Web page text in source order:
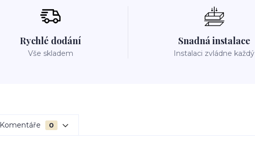
Rychlé dodání
Vše skladem
Snadná instalace
Instalaci zvládne každý
Komentáře 0